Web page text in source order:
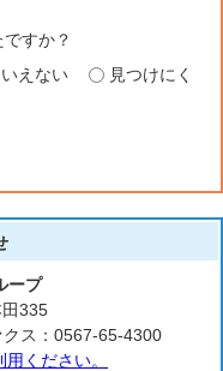
すか？
えない
見つけにく
ープ
335
ス：0567-65-4300
ください。